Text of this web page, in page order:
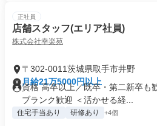
正社員
店舗スタッフ(エリア社員)
株式会社幸楽苑
〒302-0011茨城県取手市井野
月給21万5000円以上
資格 高卒以上／既卒・第二新卒も
ブランク歓迎 ＜活かせる経...
住宅手当あり 研修あり +4個